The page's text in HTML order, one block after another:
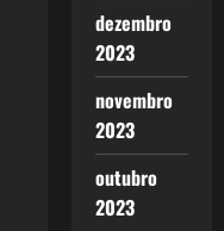
dezembro
2023
novembro
2023
outubro
2023